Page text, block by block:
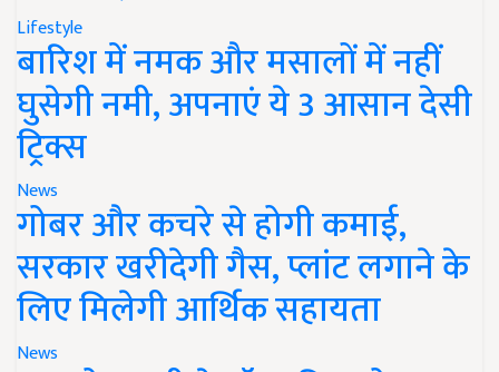
Lifestyle
बारिश में नमक और मसालों में नहीं
घुसेगी नमी, अपनाएं ये 3 आसान देसी
ट्रिक्स
News
गोबर और कचरे से होगी कमाई,
सरकार खरीदेगी गैस, प्लांट लगाने के
लिए मिलेगी आर्थिक सहायता
News